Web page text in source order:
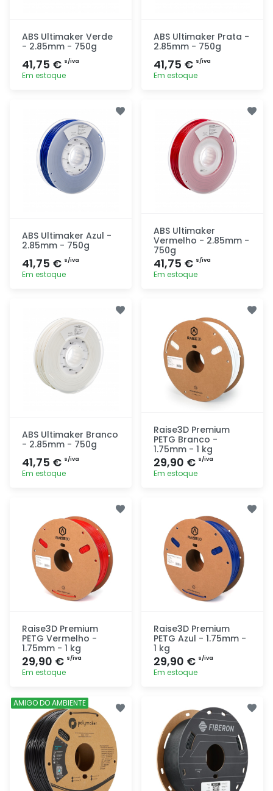
ABS Ultimaker Verde
- 2.85mm - 750g
41,75 € s/iva
Em estoque
ABS Ultimaker Prata -
2.85mm - 750g
41,75 € s/iva
Em estoque
ABS Ultimaker Azul -
2.85mm - 750g
41,75 € s/iva
Em estoque
ABS Ultimaker
Vermelho - 2.85mm -
750g
41,75 € s/iva
Em estoque
ABS Ultimaker Branco
- 2.85mm - 750g
41,75 € s/iva
Em estoque
Raise3D Premium
PETG Branco -
1.75mm - 1 kg
29,90 € s/iva
Em estoque
Raise3D Premium
PETG Vermelho -
1.75mm - 1 kg
29,90 € s/iva
Em estoque
Adicionar
rapidamente
Raise3D Premium
PETG Azul - 1.75mm -
1 kg
29,90 € s/iva
Em estoque
rapidamente
AMIGO DO AMBIENTE